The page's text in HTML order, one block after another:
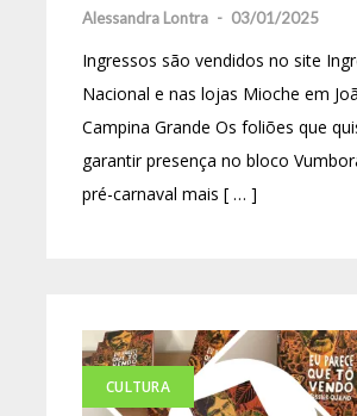
Alessandra Lontra - 03/01/2025
Ingressos são vendidos no site
Nacional e nas lojas Mioche em
Campina Grande Os foliões que
garantir presença no bloco
pré-carnaval mais [ … ]
CULTURA